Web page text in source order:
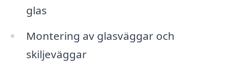
glas
Montering av glasväggar och
skiljeväggar